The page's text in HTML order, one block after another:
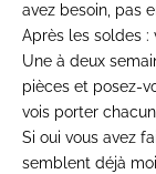
avez besoin, pas
Après les soldes
Une à deux
pièces et posez-
vois porter
Si oui vous avez
semblent déjà